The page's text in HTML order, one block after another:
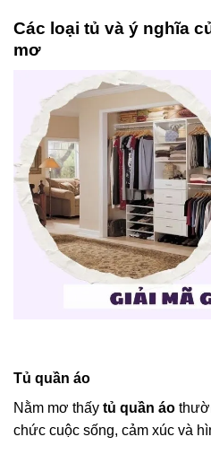
Các loại tủ và ý nghĩa
mơ
Tủ quần áo
Nằm mơ thấy tủ quần áo
chức cuộc sống, cảm xúc và